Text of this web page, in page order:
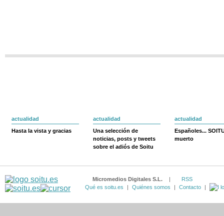
actualidad
Hasta la vista y gracias
actualidad
Una selección de
noticias, posts y tweets
sobre el adiós de Soitu
actualidad
Españoles...
muerto
Micromedios Digitales S.L. |
RSS
Qué es soitu.es
| Quiénes somos | Contacto |